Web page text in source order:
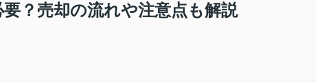
？売却の流れや注意点も解説